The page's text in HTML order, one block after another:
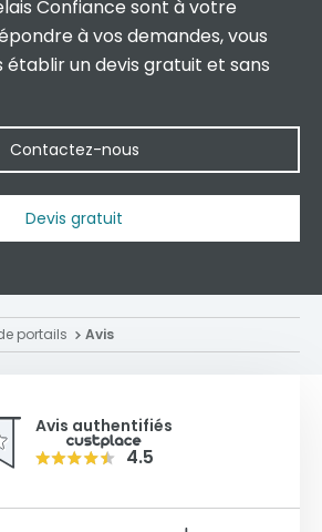
Confiance sont à votre
à vos demandes, vous
établir un devis gratuit et sans
Contactez-nous
Devis gratuit
portails Avis
Avis authentifiés
4.5